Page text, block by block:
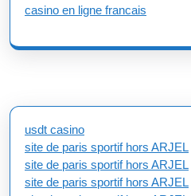
casino en ligne francais
usdt casino
site de paris sportif hors ARJEL
site de paris sportif hors ARJEL
site de paris sportif hors ARJEL